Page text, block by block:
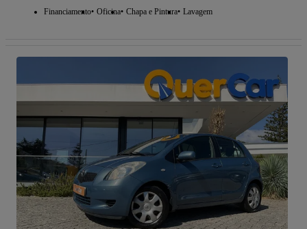
Financiamento Oficina Chapa e Pintura Lavagem